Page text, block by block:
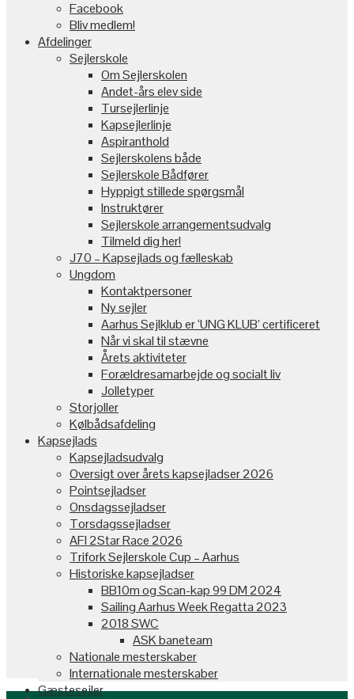
Facebook
Bliv medlem!
Afdelinger
Sejlerskole
Om Sejlerskolen
Andet-års elev side
Tursejlerlinje
Kapsejlerlinje
Aspiranthold
Sejlerskolens både
Sejlerskole Bådfører
Hyppigt stillede spørgsmål
Instruktører
Sejlerskole arrangementsudvalg
Tilmeld dig her!
J70 – Kapsejlads og fælleskab
Ungdom
Kontaktpersoner
Ny sejler
Aarhus Sejlklub er ‘UNG KLUB’ certificeret
Når vi skal til stævne
Årets aktiviteter
Forældresamarbejde og socialt liv
Jolletyper
Storjoller
Kølbådsafdeling
Kapsejlads
Kapsejladsudvalg
Oversigt over årets kapsejladser 2026
Pointsejladser
Onsdagssejladser
Torsdagssejladser
AFI 2Star Race 2026
Trifork Sejlerskole Cup – Aarhus
Historiske kapsejladser
BB10m og Scan-kap 99 DM 2024
Sailing Aarhus Week Regatta 2023
2018 SWC
ASK baneteam
Nationale mesterskaber
Internationale mesterskaber
Gæstesejler